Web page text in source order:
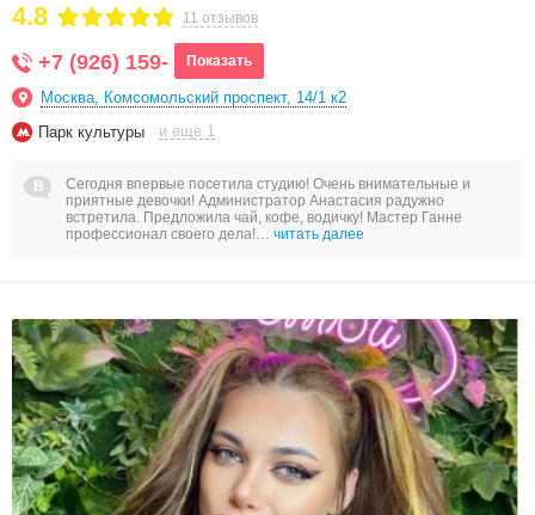
11 отзывов
4.8
+7 (926) 159- Показать
Москва, Комсомольский проспект, 14/1 к2
Парк культуры
и еще 1
Сегодня впервые посетила студию! Очень внимательные и
приятные девочки! Администратор Анастасия радужно
встретила. Предложила чай, кофе, водичку! Мастер Ганне
профессионал своего дела!… читать далее